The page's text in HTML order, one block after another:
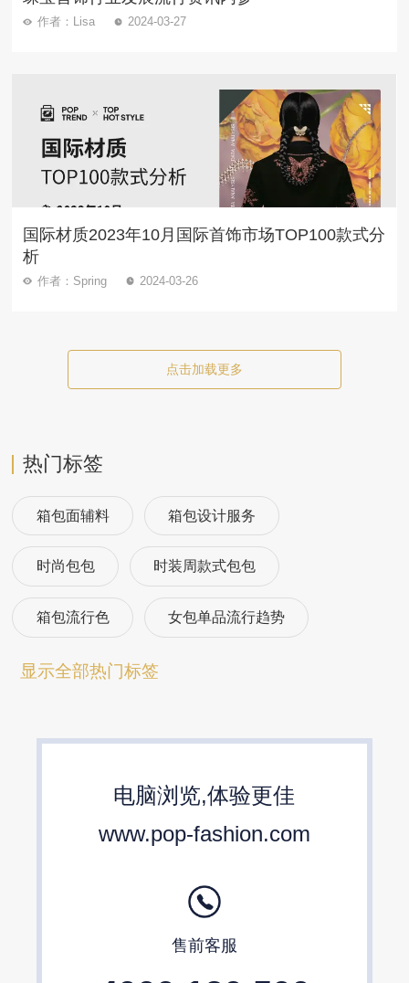
作者：Lisa 2024-03-27
国际材质2023年10月国际首饰市场TOP100款式分
析
作者：Spring 2024-03-26
点击加载更多
热门标签
箱包面辅料 箱包设计服务
时尚包包 时装周款式包包
箱包流行色 女包单品流行趋势
箱包流行趋势预测
显示全部热门标签
电脑浏览,体验更佳
www.pop-fashion.com
售前客服